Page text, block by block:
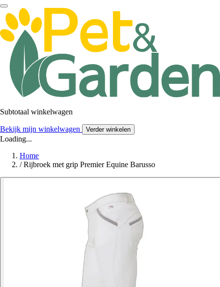
Subtotaal winkelwagen
Bekijk mijn winkelwagen Verder winkelen
Loading...
Home
/ Rijbroek met grip Premier Equine Barusso